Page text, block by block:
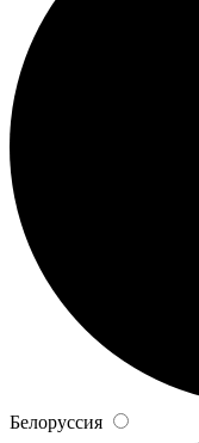
Белоруссия